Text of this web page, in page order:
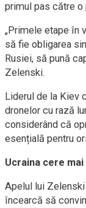
primul pas către o
„Primele etape în
să fie obligarea
Rusiei, să pună
Zelenski.
Liderul de la Kiev
dronelor cu rază
considerând că
esențială pentru
Ucraina cere
Apelul lui
încearcă să